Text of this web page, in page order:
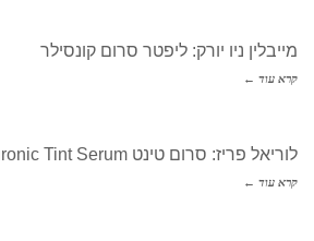
מייבלין ניו יורק: ליפטר סרום קונסילר
קרא עוד ←
לוריאל פריז: סרום טינט Hyaluronic Tint Serum
קרא עוד ←